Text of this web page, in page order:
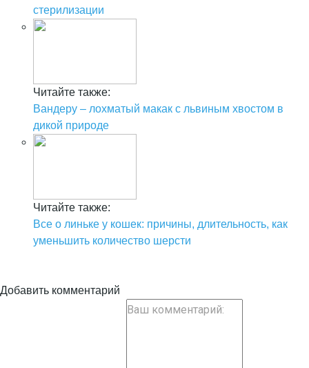
стерилизации
Читайте также:
Вандеру – лохматый макак с львиным хвостом в
дикой природе
Читайте также:
Все о линьке у кошек: причины, длительность, как
уменьшить количество шерсти
Добавить комментарий